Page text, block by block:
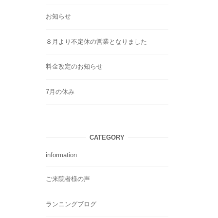
お知らせ
８月より不定休の営業となりました
料金改定のお知らせ
7月の休み
CATEGORY
information
ご来院者様の声
ランニングブログ